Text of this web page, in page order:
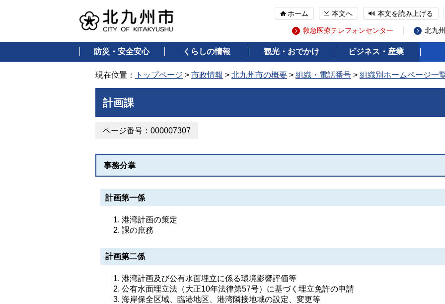
ホーム 本文へ 本文を読み上げる
救急医療テレフォンセンター 北九
防災・安全安心 くらしの情報 観光・おでかけ ビジネス・産業
現在位置： トップページ > 市政情報 > 北九州市の概要 > 組織・電話番号 > 組織別ホームページ一
計画課
ページ番号：000007307
事務分掌
計画第一係
港湾計画の策定
課の庶務
計画第二係
港湾計画及び公有水面埋立に係る環境影響評価等
公有水面埋立法（大正10年法律第57号）に基づく埋立免許の申請
海岸保全区域、臨港地区、港湾隣接地域の設定、変更等